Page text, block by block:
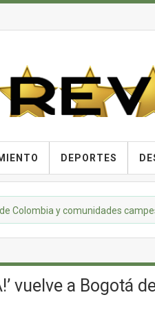
DEPORTES
y comunidades
vuelve a Bogotá